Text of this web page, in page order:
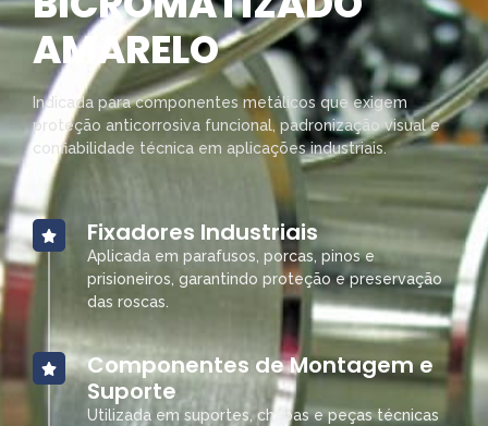
AMARELO
Indicada para componentes metálicos que exigem
proteção anticorrosiva funcional, padronização visual e
confiabilidade técnica em aplicações industriais.
Fixadores Industriais
Aplicada em parafusos, porcas, pinos e
prisioneiros, garantindo proteção e preservação
das roscas.
Componentes de Montagem e
Suporte
Utilizada em suportes, chapas e peças técnicas